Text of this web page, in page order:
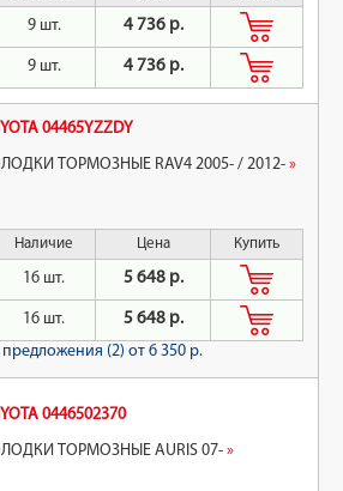
9 шт. 4 736 р.
9 шт. 4 736 р.
04465YZZDY
ТОРМОЗНЫЕ RAV4 2005- / 2012- »
Наличие Цена Купить
16 шт. 5 648 р.
16 шт.
5 648 р.
(2) от 6 350 р.
0446502370
ТОРМОЗНЫЕ AURIS 07- »